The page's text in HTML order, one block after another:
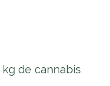
de cannabis